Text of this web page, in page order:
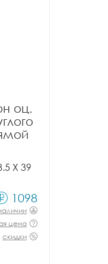
оц.
X 39
1098
цена
скидки